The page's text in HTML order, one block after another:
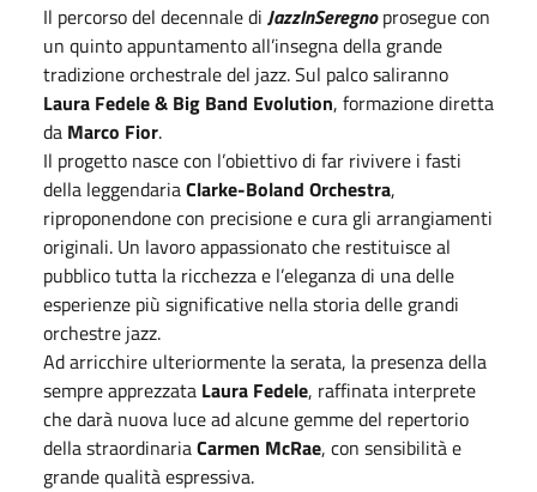
Il percorso del decennale di JazzInSeregno prosegue con
un quinto appuntamento all’insegna della grande
tradizione orchestrale del jazz. Sul palco saliranno
Laura Fedele & Big Band Evolution, formazione diretta
da Marco Fior.
Il progetto nasce con l’obiettivo di far rivivere i fasti
della leggendariaClarke-Boland Orchestra,
riproponendone con precisione e cura gli arrangiamenti
originali. Un lavoro appassionato che restituisce al
pubblico tutta la ricchezza e l’eleganza di una delle
esperienze più significative nella storia delle grandi
orchestre jazz.
Ad arricchire ulteriormente la serata, la presenza della
sempre apprezzata Laura Fedele, raffinata interprete
che darà nuova luce ad alcune gemme del repertorio
della straordinariaCarmen McRae, con sensibilità e
grande qualità espressiva.